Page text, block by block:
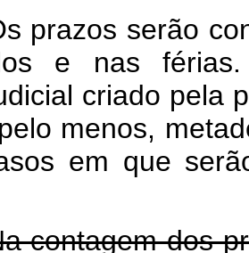
prazos serão
e nas férias.
criado pela
menos,
em que
contagem dos